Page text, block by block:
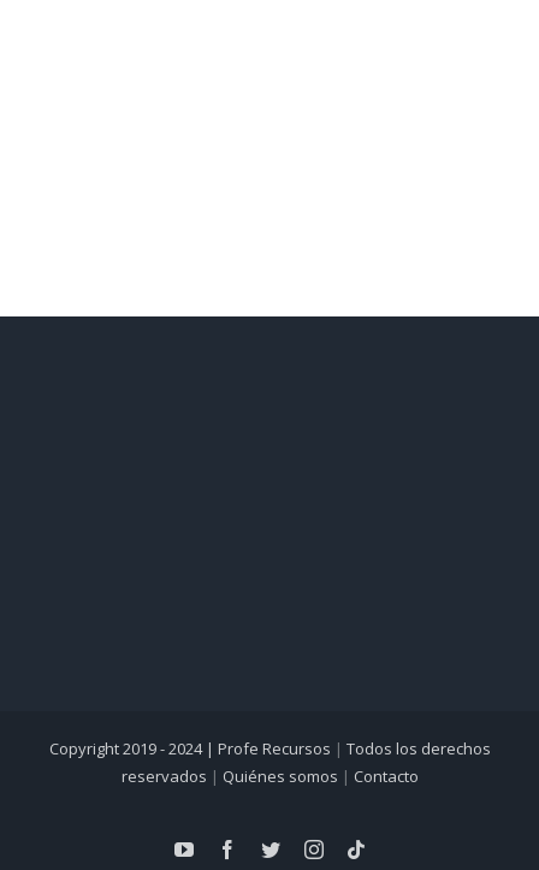
Copyright 2019 - 2024 | Profe Recursos | Todos los derechos
reservados | Quiénes somos | Contacto
YouTubeFacebook
TwitterInstagram
Tiktok